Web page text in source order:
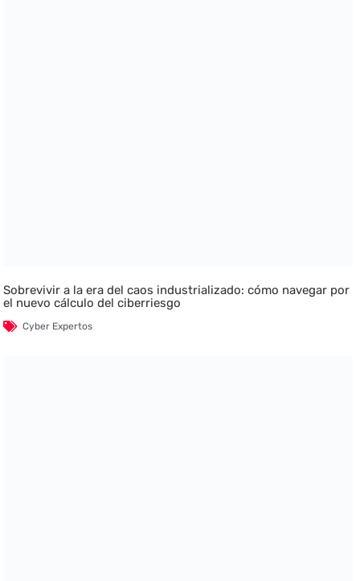
Sobrevivir a la era del caos industrializado: cómo navegar por
el nuevo cálculo del ciberriesgo
Cyber Expertos